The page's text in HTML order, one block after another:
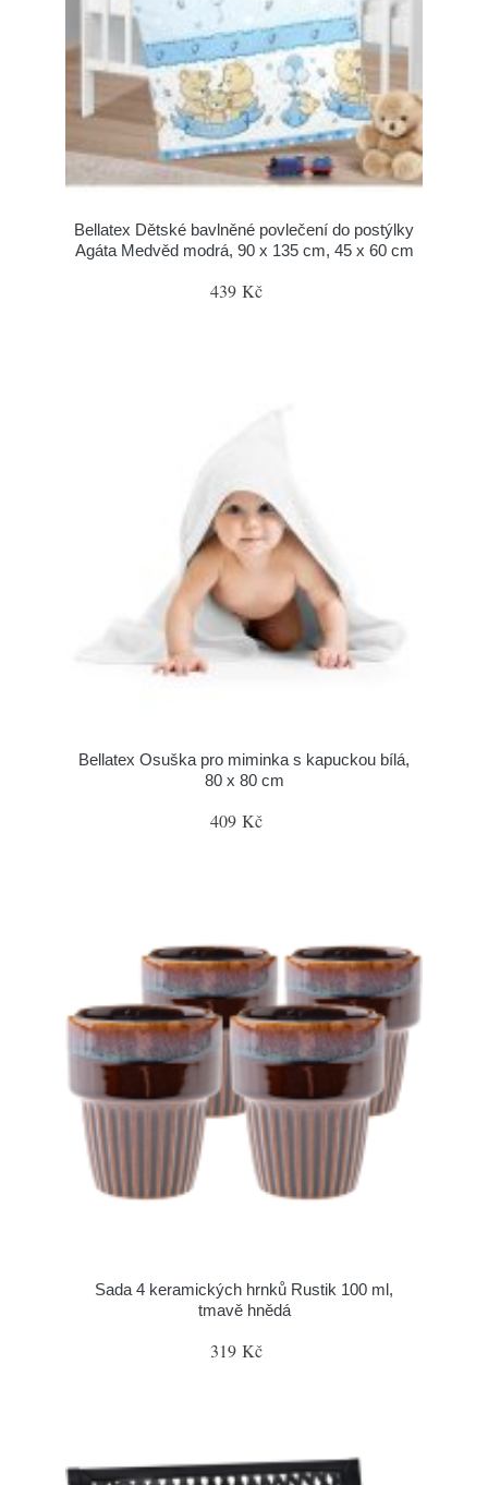
Bellatex Dětské bavlněné povlečení do postýlky
Agáta Medvěd modrá, 90 x 135 cm, 45 x 60 cm
439 Kč
Bellatex Osuška pro miminka s kapuckou bílá,
80 x 80 cm
409 Kč
Sada 4 keramických hrnků Rustik 100 ml,
tmavě hnědá
319 Kč